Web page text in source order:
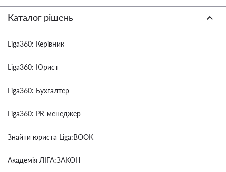
Каталог рішень
Liga360: Керівник
Liga360: Юрист
Liga360: Бухгалтер
Liga360: PR-менеджер
Знайти юриста Liga:BOOK
Академія ЛІГА:ЗАКОН